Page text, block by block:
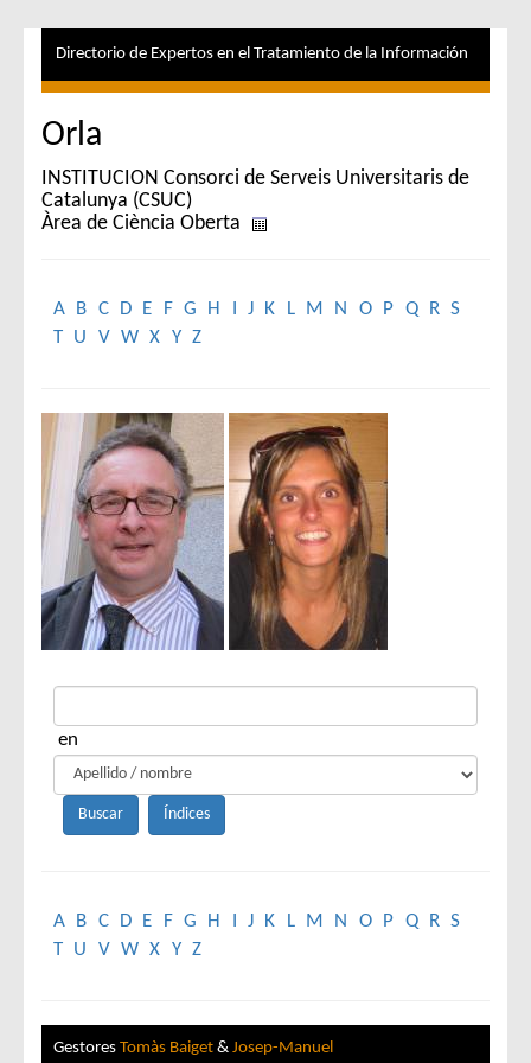
Directorio de Expertos en el Tratamiento de la Información
Orla
INSTITUCION Consorci de Serveis Universitaris de
Catalunya (CSUC)
Àrea de Ciència Oberta
A B C D E F G H J K L M N O P Q R S
T U V W X Y Z
en
A B C D E F G H J K L M N O P Q R S
T U V W X Y Z
Gestores Tomàs Baiget & Josep-Manuel